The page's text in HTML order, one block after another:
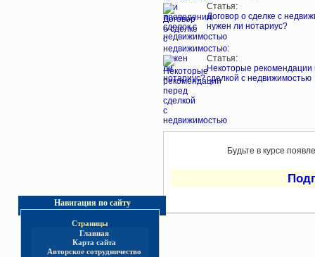
Статья:
Договор о сделке с
нужен ли нотариус?
Статья:
Некоторые рекомендации
сделкой с недвижимостью
Будьте в курсе
Навигация по сайту
Страницы
Главная
Карта сайта
Авторское сотрудничество